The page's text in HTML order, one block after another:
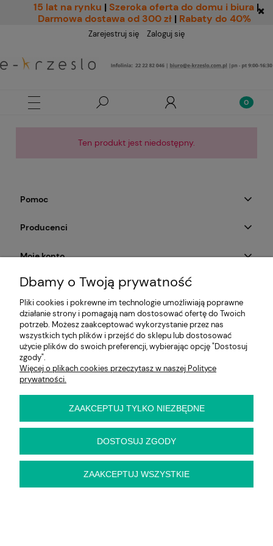
15 lat na rynku | Szeroka oferta do domu i biura |
Darmowa dostawa od 300 zł | Rabaty do 40%
Zarejestruj się Zaloguj się
Ten produkt jest niedostępny.
Pomoc
Producenci
Moje konto
Na skróty
Informacje
E-KRZESŁO
Biuro handlowe (bez ekspozycji). Prosimy o wcześniejszy
kontakt przed wizytą
ul. Cynamonowa 2,
56-410 Dobroszyce,
Kontakt:
biuro@e-krzeslo.com.pl
Dbamy o Twoją prywatność
Pliki cookies i pokrewne im technologie umożliwiają poprawne
działanie strony i pomagają nam dostosować ofertę do Twoich
potrzeb. Możesz zaakceptować wykorzystanie przez nas
wszystkich tych plików i przejść do sklepu lub dostosować
użycie plików do swoich preferencji, wybierając opcję "Dostosuj
zgody".
Więcej o plikach cookies przeczytasz w naszej Polityce
prywatności.
ZAAKCEPTUJ TYLKO NIEZBĘDNE
DOSTOSUJ ZGODY
ZAAKCEPTUJ WSZYSTKIE